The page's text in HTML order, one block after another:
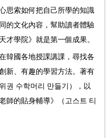
思索如何把自己所學的知識
的文化內容，幫助讀者體驗
才學院》就是第一個成果。
韓國各地授課講課，尋找各
新、有趣的學習方法。著有
권 수학머리 만들기），以
師的貼身輔導》（고스트 티